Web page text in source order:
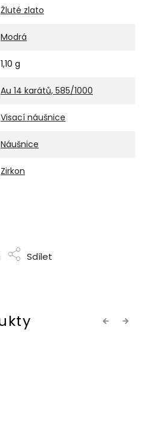
Žluté zlato
Modrá
1,10 g
Au 14 karátů, 585/1000
Visací náušnice
Náušnice
Zirkon
Sdílet
Previous
Next